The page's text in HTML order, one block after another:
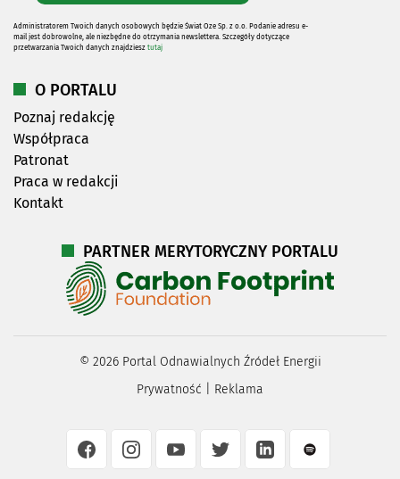
Administratorem Twoich danych osobowych będzie Świat Oze Sp. z o.o. Podanie adresu e-
mail jest dobrowolne, ale niezbędne do otrzymania newslettera. Szczegóły dotyczące
przetwarzania Twoich danych znajdziesz tutaj
O PORTALU
Poznaj redakcję
Współpraca
Patronat
Praca w redakcji
Kontakt
PARTNER MERYTORYCZNY PORTALU
© 2026Portal Odnawialnych Źródeł Energii
Prywatność
Reklama